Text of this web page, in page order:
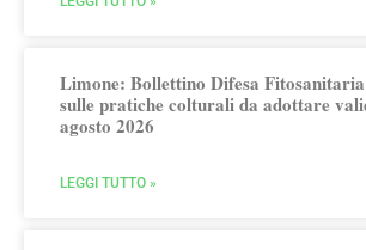
Limone: Bollettino Difesa
sulle pratiche colturali da adottare
agosto 2026
LEGGI TUTTO »